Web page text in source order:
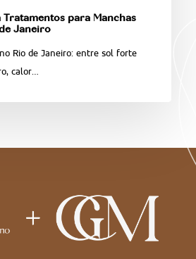
Tratamentos para Manchas
Janeiro
Rio de Janeiro: entre sol forte
calor…